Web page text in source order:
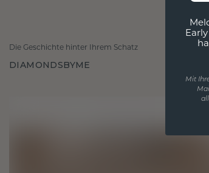
Die Geschichte hinter Ihrem Schatz
DIAMONDSBYME
Mit